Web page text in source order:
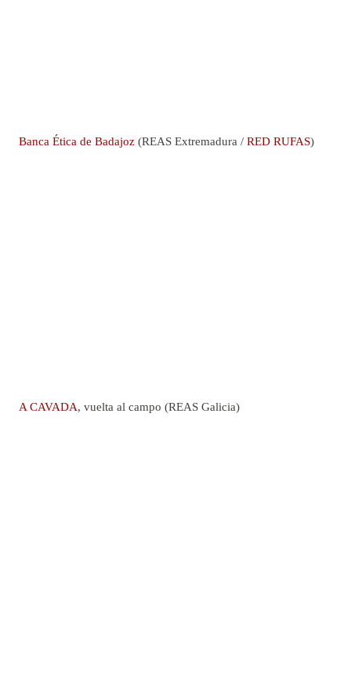
Banca Ética de Badajoz (REAS Extremadura / RED RUFAS)
A CAVADA, vuelta al campo (REAS Galicia)